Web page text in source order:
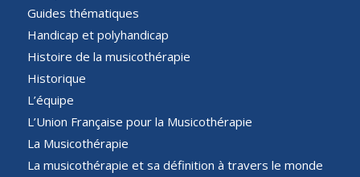
Guides thématiques
Handicap et polyhandicap
Histoire de la musicothérapie
Historique
L’équipe
L’Union Française pour la Musicothérapie
La Musicothérapie
La musicothérapie et sa définition à travers le monde